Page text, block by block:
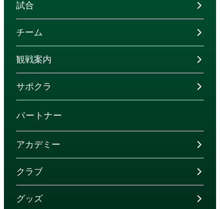
試合
チーム
観戦案内
サポクラ
パートナー
アカデミー
クラブ
グッズ